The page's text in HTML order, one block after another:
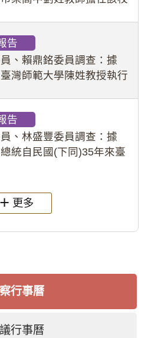
定樣態性影像並以手機傳送
因畏懼成
告
、賴鼎銘委員調查：據
灣師範大學陳姓教授執行
情案調查報告。(115教調
告
、林盛豐委員調查：據
統自民國(下同)35年來臺
總統府於89年間函請其家屬
更多
行事曆
行事曆